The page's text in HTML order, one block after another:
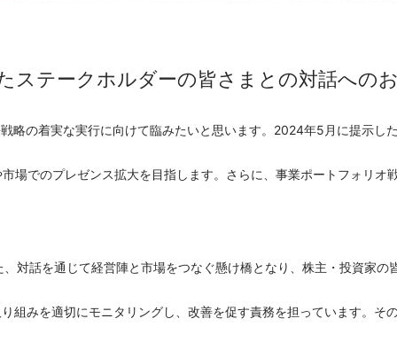
ステークホルダーの皆さまとの対話への
実な実行に向けて臨みたいと思います。2024年5月に提
プレゼンス拡大を目指します。さらに、事業ポートフ
話を通じて経営陣と市場をつなぐ懸け橋となり、株主・投資家
適切にモニタリングし、改善を促す責務を担っていま